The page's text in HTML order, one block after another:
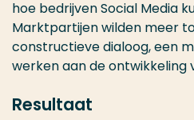
hoe bedrijven Social Media
Marktpartijen wilden meer
constructieve dialoog, een
werken aan de ontwikkeling
Resultaat